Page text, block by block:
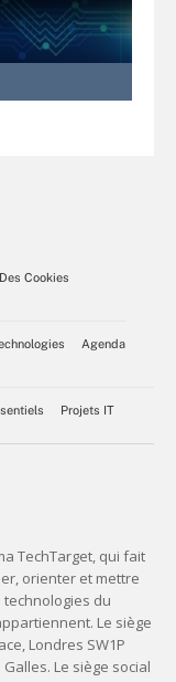
Cookies
Agenda
Projets IT